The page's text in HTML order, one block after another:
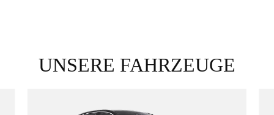
UNSERE FAHRZEUGE